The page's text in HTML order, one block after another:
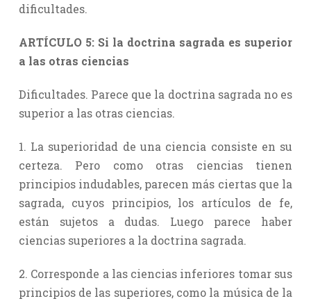
dificultades.
ARTÍCULO 5: Si la doctrina sagrada es superior
a las otras ciencias
Dificultades. Parece que la doctrina sagrada no es
superior a las otras ciencias.
1. La superioridad de una ciencia consiste en su
certeza. Pero como otras ciencias tienen
principios indudables, parecen más ciertas que la
sagrada, cuyos principios, los artículos de fe,
están sujetos a dudas. Luego parece haber
ciencias superiores a la doctrina sagrada.
2. Corresponde a las ciencias inferiores tomar sus
principios de las superiores, como la música de la